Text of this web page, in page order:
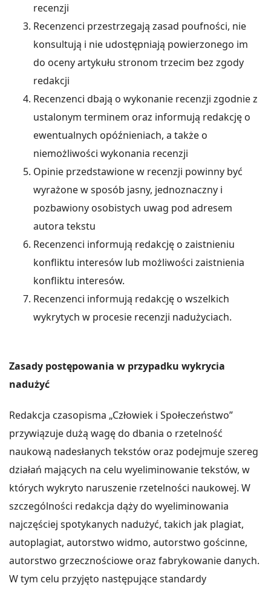
recenzji
Recenzenci przestrzegają zasad poufności, nie
konsultują i nie udostępniają powierzonego im
do oceny artykułu stronom trzecim bez zgody
redakcji
Recenzenci dbają o wykonanie recenzji zgodnie z
ustalonym terminem oraz informują redakcję o
ewentualnych opóźnieniach, a także o
niemożliwości wykonania recenzji
Opinie przedstawione w recenzji powinny być
wyrażone w sposób jasny, jednoznaczny i
pozbawiony osobistych uwag pod adresem
autora tekstu
Recenzenci informują redakcję o zaistnieniu
konfliktu interesów lub możliwości zaistnienia
konfliktu interesów.
Recenzenci informują redakcję o wszelkich
wykrytych w procesie recenzji nadużyciach.
Zasady postępowania w przypadku wykrycia
nadużyć
Redakcja czasopisma „Człowiek i Społeczeństwo”
przywiązuje dużą wagę do dbania o rzetelność
naukową nadesłanych tekstów oraz podejmuje szereg
działań mających na celu wyeliminowanie tekstów, w
których wykryto naruszenie rzetelności naukowej. W
szczególności redakcja dąży do wyeliminowania
najczęściej spotykanych nadużyć, takich jak plagiat,
autoplagiat, autorstwo widmo, autorstwo gościnne,
autorstwo grzecznościowe oraz fabrykowanie danych.
W tym celu przyjęto następujące standardy